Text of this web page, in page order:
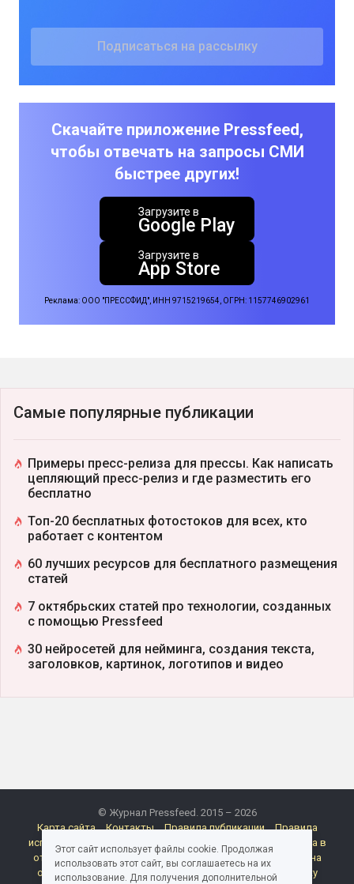
Скачайте приложение Pressfeed,
чтобы отвечать на запросы СМИ
быстрее других!
Загрузите в
Google Play
Загрузите в
App Store
Реклама: ООО "ПРЕССФИД", ИНН 9715219654, ОГРН: 1157746902961
Самые популярные публикации
Примеры пресс-релиза для прессы. Как написать
цепляющий пресс-релиз и где разместить его
бесплатно
Топ-20 бесплатных фотостоков для всех, кто
работает с контентом
60 лучших ресурсов для бесплатного размещения
статей
7 октябрьских статей про технологии, созданных
с помощью Pressfeed
30 нейросетей для нейминга, создания текста,
заголовков, картинок, логотипов и видео
© Журнал Pressfeed. 2015 – 2026
Карта сайта
Контакты Правила публикации
Правила
использования материалов Pressfeed.Журнала
Политика в
отношении обработки персональных данных
Согласие на
обработку персональных данных
Согласие на рассылку
Этот сайт использует файлы cookie. Продолжая
использовать этот сайт, вы соглашаетесь на их
использование. Для получения дополнительной